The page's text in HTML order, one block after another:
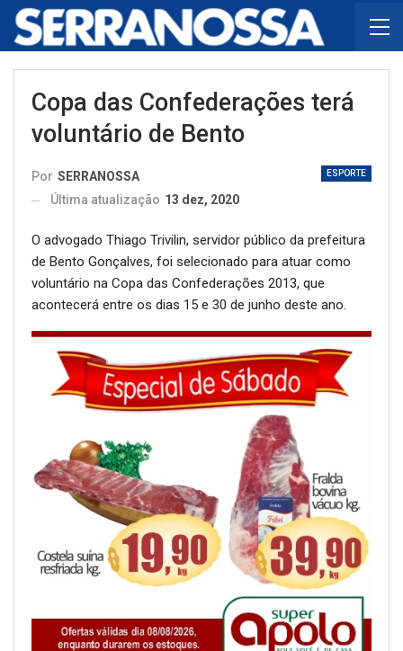
Copa das Confederações terá
voluntário de Bento
ESPORTE
Por SERRANOSSA
Última atualização 13 dez, 2020
O advogado Thiago Trivilin, servidor público da prefeitura
de Bento Gonçalves, foi selecionado para atuar como
voluntário na Copa das Confederações 2013, que
acontecerá entre os dias 15 e 30 de junho deste ano.